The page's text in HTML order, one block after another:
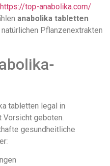
https://top-anabolika.com/
anabolika tabletten
Pflanzenextrakten
tabletten legal in
Vorsicht geboten.
gesundheitliche